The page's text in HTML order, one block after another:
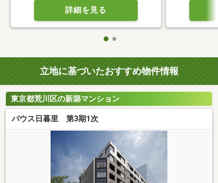
詳細を見る
立地に基づいたおすすめ物件情報
東京都荒川区の新築マンション
バウス日暮里 第3期1次